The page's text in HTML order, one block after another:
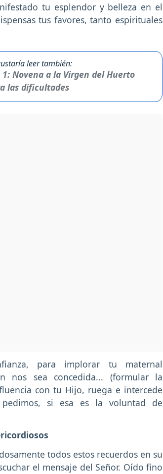
tu esplendor y belleza en el
tus favores, tanto espirituales
leer también:
1: Novena a la Virgen del Huerto
las dificultades
para implorar tu maternal
nos sea concedida... (formular la
con tu Hijo, ruega e intercede
si esa es la voluntad de
todos estos recuerdos en su
el men­saje del Señor. Oído fino